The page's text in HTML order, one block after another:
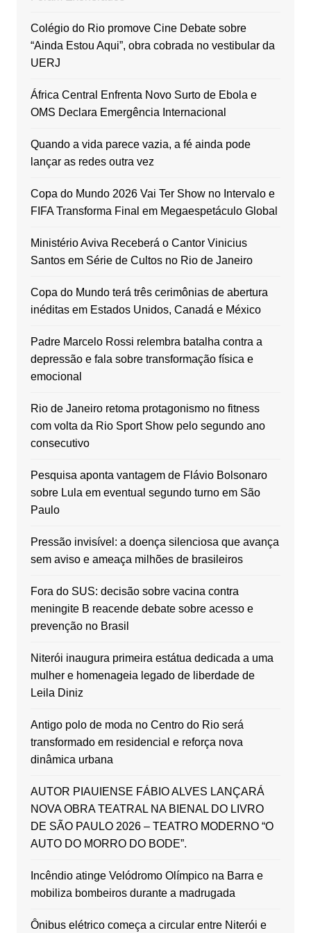
Colégio do Rio promove Cine Debate sobre
“Ainda Estou Aqui”, obra cobrada no vestibular da
UERJ
África Central Enfrenta Novo Surto de Ebola e
OMS Declara Emergência Internacional
Quando a vida parece vazia, a fé ainda pode
lançar as redes outra vez
Copa do Mundo 2026 Vai Ter Show no Intervalo e
FIFA Transforma Final em Megaespetáculo Global
Ministério Aviva Receberá o Cantor Vinicius
Santos em Série de Cultos no Rio de Janeiro
Copa do Mundo terá três cerimônias de abertura
inéditas em Estados Unidos, Canadá e México
Padre Marcelo Rossi relembra batalha contra a
depressão e fala sobre transformação física e
emocional
Rio de Janeiro retoma protagonismo no fitness
com volta da Rio Sport Show pelo segundo ano
consecutivo
Pesquisa aponta vantagem de Flávio Bolsonaro
sobre Lula em eventual segundo turno em São
Paulo
Pressão invisível: a doença silenciosa que avança
sem aviso e ameaça milhões de brasileiros
Fora do SUS: decisão sobre vacina contra
meningite B reacende debate sobre acesso e
prevenção no Brasil
Niterói inaugura primeira estátua dedicada a uma
mulher e homenageia legado de liberdade de
Leila Diniz
Antigo polo de moda no Centro do Rio será
transformado em residencial e reforça nova
dinâmica urbana
AUTOR PIAUIENSE FÁBIO ALVES LANÇARÁ
NOVA OBRA TEATRAL NA BIENAL DO LIVRO
DE SÃO PAULO 2026 – TEATRO MODERNO “O
AUTO DO MORRO DO BODE”.
Incêndio atinge Velódromo Olímpico na Barra e
mobiliza bombeiros durante a madrugada
Ônibus elétrico começa a circular entre Niterói e